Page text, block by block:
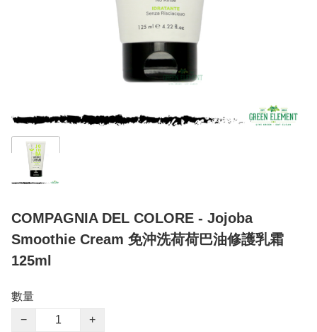
COMPAGNIA DEL COLORE - Jojoba
Smoothie Cream 免沖洗荷荷巴油修護乳霜
125ml
數量
−
+